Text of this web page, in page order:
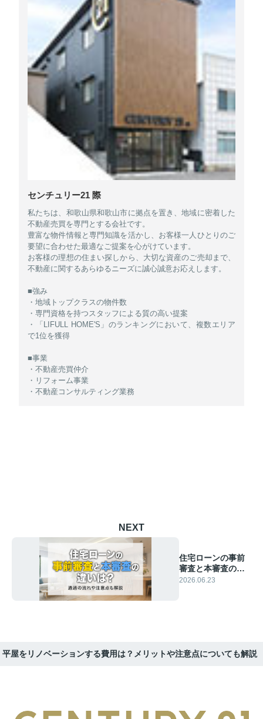
センチュリー21 際
私たちは、和歌山県和歌山市に拠点を置き、地域に密着した
不動産売買を専門とする会社です。
豊富な物件情報と専門知識を活かし、お客様一人ひとりのご
要望に合わせた最適なご提案を心がけています。
お客様の理想の住まい探しから、大切な資産のご売却まで、
不動産に関するあらゆるニーズに誠心誠意お応えします。
■強み
・地域トップクラスの物件数
・専門資格を持つスタッフによる質の高い提案
・「LIFULL HOME'S」のランキングにおいて、複数エリア
で1位を獲得
■事業
・不動産売買仲介
・リフォーム事業
・不動産コンサルティング業務
NEXT
住宅ローンの事前
審査と本審査の違
いは？通過の流れ
2026.06.23
平屋をリノベーションする費用は？メリットや注意点についても解説